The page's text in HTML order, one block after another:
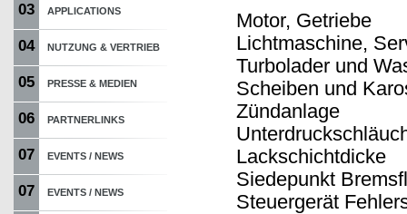
03 APPLICATIONS
04 NUTZUNG & VERTRIEB
05 PRESSE & MEDIEN
06 PARTNERLINKS
07 EVENTS / NEWS
07 EVENTS / NEWS
Motor, Getriebe
Lichtmaschine,
Turbolader und
Scheiben und
Zündanlage
Lackschichtdicke
Siedepunkt
Steuergerät